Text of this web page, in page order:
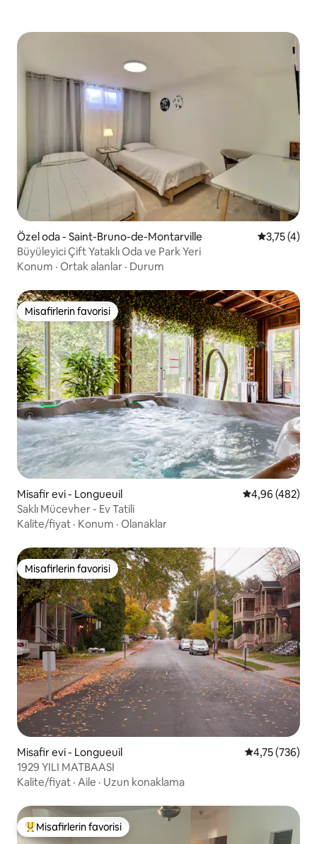
Özel oda - Saint-Bruno-de-Montarville 53,75 (4)
Büyüleyici Çift Yataklı Oda ve Park Yeri
Konum · Ortak alanlar · Durum
Misafirlerin favorisi
Misafirlerin favorisi
Misafir evi - Longueuil 5 üzerinden
4,96 (482)
Saklı Mücevher - Ev Tatili
Kalite/fiyat · Konum · Olanaklar
Misafirlerin favorisi
Misafirlerin favorisi
Misafir evi - Longueuil 5 üzerinden
4,75 (736)
1929 YILI MATBAASI
Kalite/fiyat · Aile · Uzun konaklama
Misafirlerin favorilerinden en beğenilenler arasında
Misafirlerin favorisi